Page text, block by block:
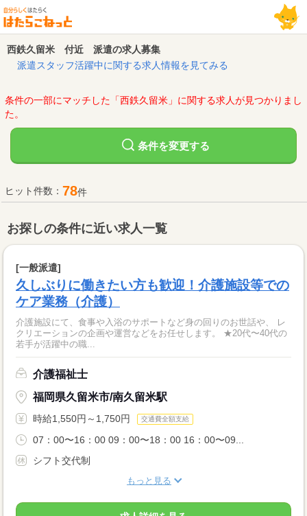
西鉄久留米 付近 派遣の求人募集
派遣スタッフ活躍中に関する求人情報を見てみる
条件の一部にマッチした「西鉄久留米」に関する求人が見つかりまし
た。
条件を変更する
ヒット件数： 78件
お探しの条件に近い求人一覧
[一般派遣]
久しぶりに働きたい方も歓迎！介護施設等での
ケア業務（介護）
介護施設にて、食事や入浴のサポートなど身の回りのお世話や、 レ
クリエーションの企画や運営などをお任せします。 ★20代〜40代の
若手が活躍中の職...
介護福祉士
福岡県久留米市/南久留米駅
時給1,550円～1,750円 交通費全額支給
07：00〜16：00 09：00〜18：00 16：00〜09...
シフト交代制
もっと見る